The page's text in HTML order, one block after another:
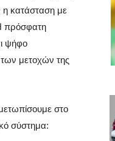
η κατάσταση με
πρόσφατη
ψήφο
των μετοχών της
στο
σύστημα: